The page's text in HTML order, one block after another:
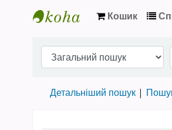
Кошик
Детальніший пошук